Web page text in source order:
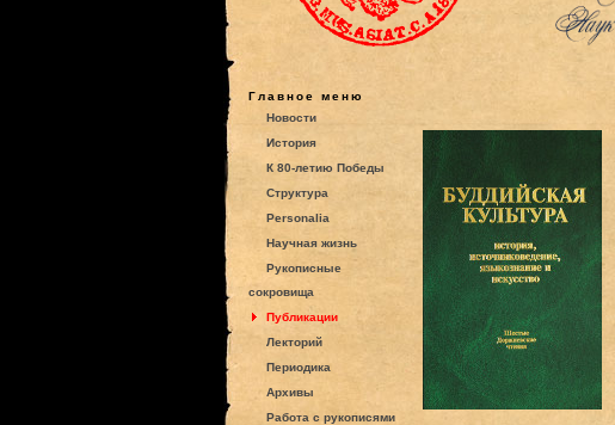
Главное меню
Новости
История
К 80-летию Победы
Структура
Personalia
Научная жизнь
Рукописные
сокровища
Публикации
Лекторий
Периодика
Архивы
Работа с рукописями